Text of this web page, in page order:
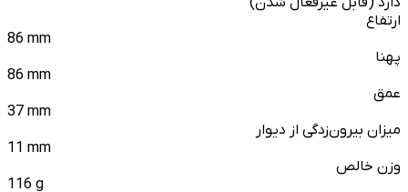
ارتفاع
86 mm
پهنا
86 mm
عمق
37 mm
میزان بیرون‌زدگی از دیوار
11 mm
وزن خالص
116 g